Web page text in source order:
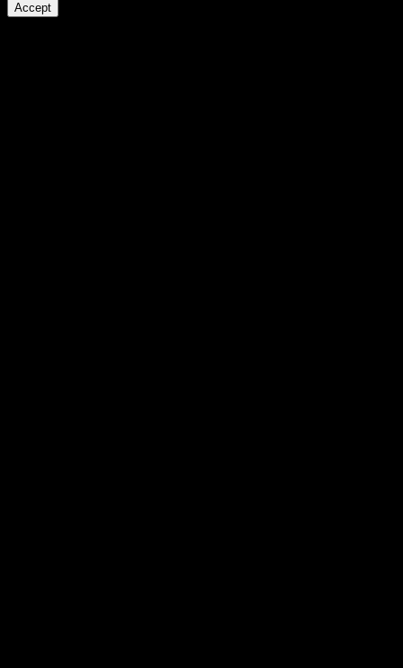
Accept